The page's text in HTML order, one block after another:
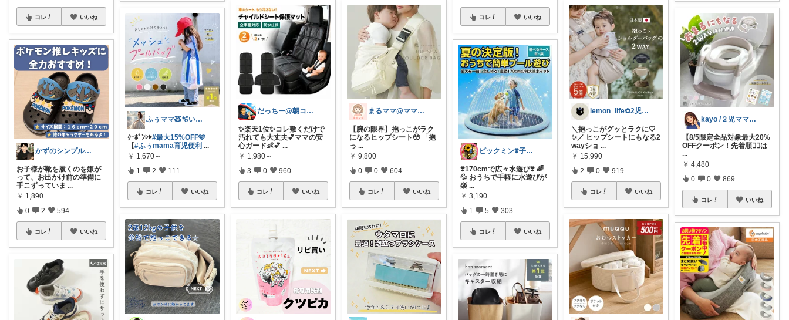
コレ いいね
かずのシンプル生活｜一生モノに出会う場所
お子様が靴を履くのを嫌が
って、お出かけ前の準備に
手こずっていま ...
￥ 1,890
0 2 594
コレ いいね
ふぅママ🧸🫧いつも有難うございます
ｸｰﾎﾟﾝ▷▶︎#最大15%OFF🩵
【#ふぅmama育児便利 ...
￥ 1,670～
1 2 111
コレ いいね
だっちー@朝コレ5時🚗カー用品探求家
✨楽天1位✨コレ敷くだけで
汚れても大丈夫💕ママの安
心ガード👶💕 ...
￥ 1,980～
3 0 960
コレ いいね
まるママ@ママに優しいグッズ＊*
【腕の限界】抱っこがラク
になるヒップシート🥹 「抱
っ ...
￥ 9,800
0 0 604
コレ いいね
コレ いいね
ピックミン❣️子育てパパママ応援グッズ
❣️170cmで広々水遊び❣️ 🌈
💦 おうちで手軽に水遊びが
楽 ...
￥ 3,190
1 5 303
コレ いいね
lemon_life✿2児ママ
＼抱っこがグッとラクに🤍
✨／ ヒップシートにもなる2
wayショ ...
￥ 15,990
2 0 919
コレ いいね
kayo /２児ママ・子育てグッズ🌿
【8/5限定全品対象最大20%
OFFクーポン！先着順❤️‍🔥は
...
￥ 4,480
0 0 869
コレ いいね